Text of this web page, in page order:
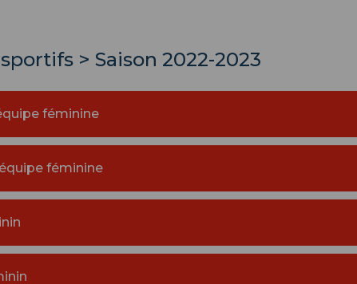
> Saison 2022-2023
féminine
féminine